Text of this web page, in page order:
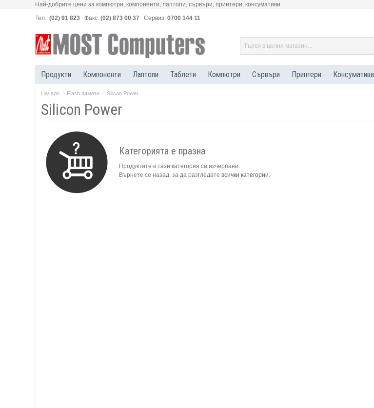
Най-добрите цени за компютри, компоненти, лаптопи, сървъри, принтери, консумативи
Тел.: (02) 91 823 Факс: (02) 873 00 37 Сервиз: 0700 144 11
Продукти Компоненти Лаптопи Таблети Компютри Сървъри Принтери Консумативи
Начало Flash памети Silicon Power
Silicon Power
Категорията е празна
Продуктите в тази категория са изчерпани.
Върнете се назад, за да разгледате всички категории.